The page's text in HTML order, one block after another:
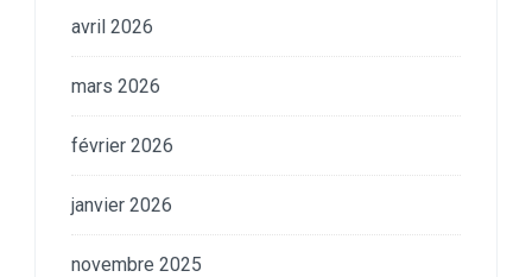
avril 2026
mars 2026
février 2026
janvier 2026
novembre 2025